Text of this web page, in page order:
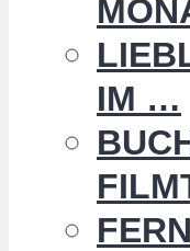
IM …